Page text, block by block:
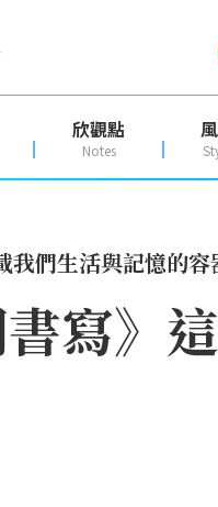
欣觀點
Notes
我們生活與記憶的容
寫》